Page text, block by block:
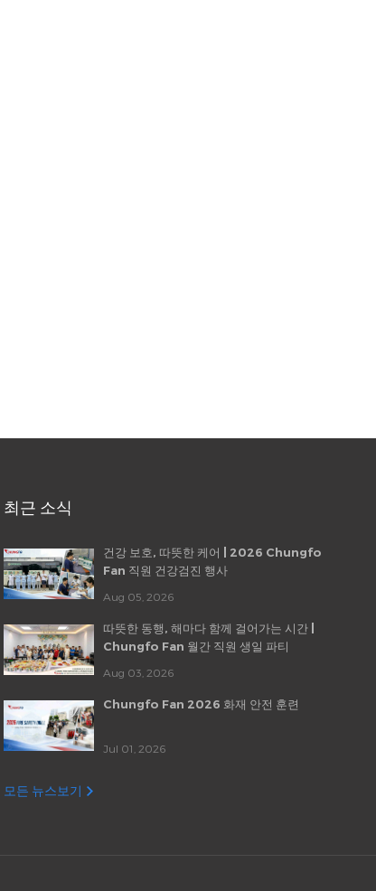
최근 소식
건강 보호, 따뜻한 케어 | 2026 Chungfo
Fan 직원 건강검진 행사
Aug 05, 2026
따뜻한 동행, 해마다 함께 걸어가는 시간 |
Chungfo Fan 월간 직원 생일 파티
Aug 03, 2026
Chungfo Fan 2026 화재 안전 훈련
Jul 01, 2026
모든 뉴스보기